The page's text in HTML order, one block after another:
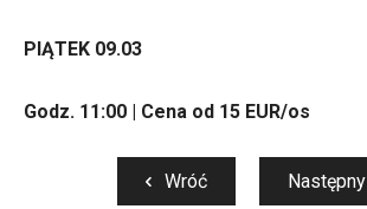
PIĄTEK 09.03
Godz. 11:00 | Cena od 15 EUR/os
Wróć Następny